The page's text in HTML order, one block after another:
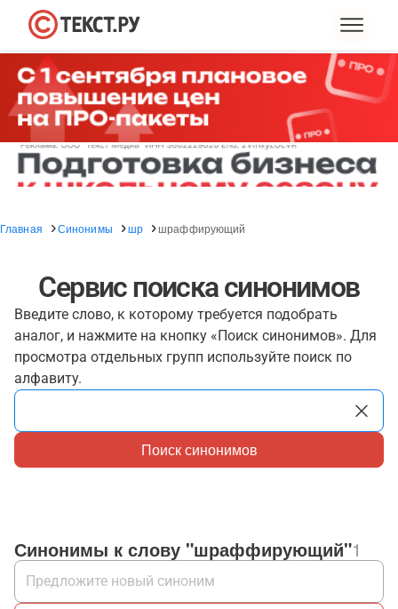
Главная Синонимы шр шраффирующий
Сервис поиска синонимов
Введите слово, к которому требуется подобрать
аналог, и нажмите на кнопку «Поиск синонимов». Для
просмотра отдельных групп используйте поиск по
алфавиту.
Поиск синонимов
Синонимы к слову "шраффирующий"1